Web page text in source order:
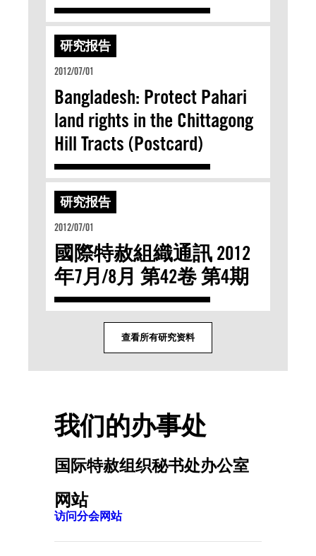
研究报告
2012/07/01
Bangladesh: Protect Pahari
land rights in the Chittagong
Hill Tracts (Postcard)
研究报告
2012/07/01
國際特赦組織通訊 2012
年7月/8月 第42卷 第4期
查看所有研究资料
我们的办事处
国际特赦组织秘书处办公室
网站
访问分会网站